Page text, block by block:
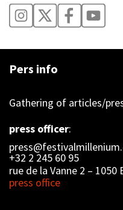
Pers info
Gathering of articles/
press officer:
+32 2 245 60 95
rue de la Vanne 2 – 1050
press office